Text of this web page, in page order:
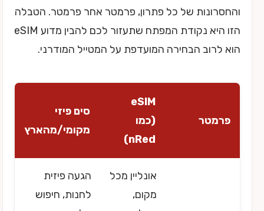
והחסרונות של כל פתרון, פרמטר אחר פרמטר. הטבלה
הזו היא נקודת המפתח שתעזור לכם להבין מדוע eSIM
הוא לרוב הבחירה המועדפת על המטייל המודרני.
פרמטר
eSIM
(כמו
nRed)
סים פיזי
מקומי/מהארץ
אונליין מכל
מקום,
הגעה פיזית
לחנות, חיפוש